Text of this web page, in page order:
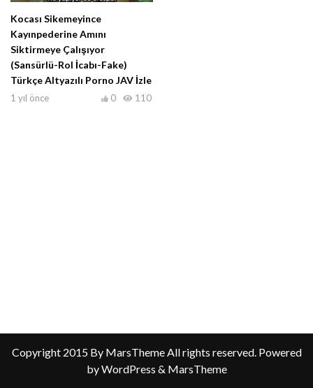
Kocası Sikemeyince
Kayınpederine Amını
Siktirmeye Çalışıyor
(Sansürlü-Rol İcabı-Fake)
Türkçe Altyazılı Porno JAV İzle
1 yıl önce 110
0
Copyright 2015 By MarsTheme All rights reserved. Powered
by WordPress & MarsTheme